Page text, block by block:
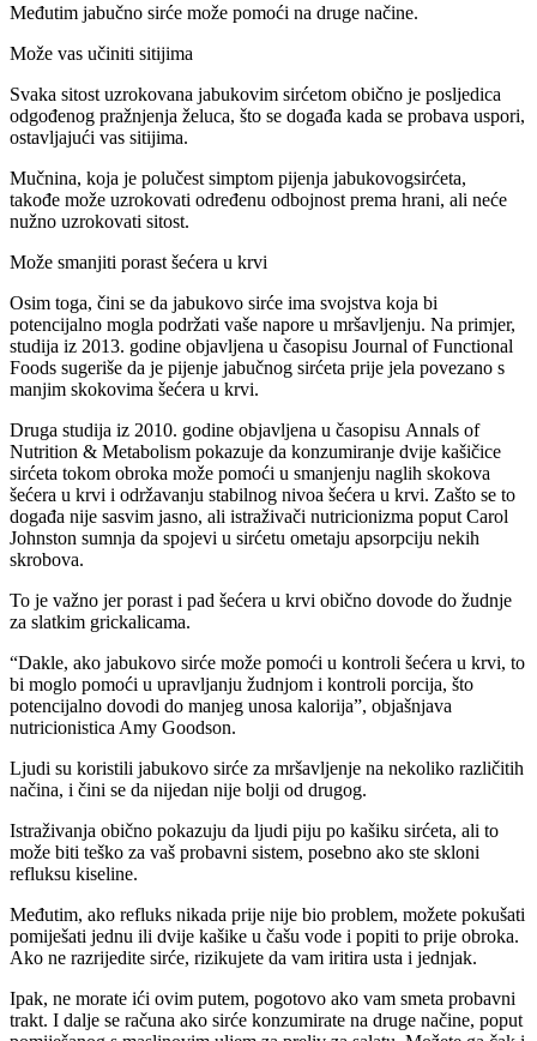
Međutim jabučno sirće može pomoći na druge načine.
Može vas učiniti sitijima
Svaka sitost uzrokovana jabukovim sirćetom obično je posljedica
odgođenog pražnjenja želuca, što se događa kada se probava uspori,
ostavljajući vas sitijima.
Mučnina, koja je polučest simptom pijenja jabukovogsirćeta,
takođe može uzrokovati određenu odbojnost prema hrani, ali neće
nužno uzrokovati sitost.
Može smanjiti porast šećera u krvi
Osim toga, čini se da jabukovo sirće ima svojstva koja bi
potencijalno mogla podržati vaše napore u mršavljenju. Na primjer,
studija iz 2013. godine objavljena u časopisu Journal of Functional
Foods sugeriše da je pijenje jabučnog sirćeta prije jela povezano s
manjim skokovima šećera u krvi.
Druga studija iz 2010. godine objavljena u časopisu Annals of
Nutrition & Metabolism pokazuje da konzumiranje dvije kašičice
sirćeta tokom obroka može pomoći u smanjenju naglih skokova
šećera u krvi i održavanju stabilnog nivoa šećera u krvi. Zašto se to
događa nije sasvim jasno, ali istraživači nutricionizma poput Carol
Johnston sumnja da spojevi u sirćetu ometaju apsorpciju nekih
skrobova.
To je važno jer porast i pad šećera u krvi obično dovode do žudnje
za slatkim grickalicama.
“Dakle, ako jabukovo sirće može pomoći u kontroli šećera u krvi, to
bi moglo pomoći u upravljanju žudnjom i kontroli porcija, što
potencijalno dovodi do manjeg unosa kalorija”, objašnjava
nutricionistica Amy Goodson.
Ljudi su koristili jabukovo sirće za mršavljenje na nekoliko različitih
načina, i čini se da nijedan nije bolji od drugog.
Istraživanja obično pokazuju da ljudi piju po kašiku sirćeta, ali to
može biti teško za vaš probavni sistem, posebno ako ste skloni
refluksu kiseline.
Međutim, ako refluks nikada prije nije bio problem, možete pokušati
pomiješati jednu ili dvije kašike u čašu vode i popiti to prije obroka.
Ako ne razrijedite sirće, rizikujete da vam iritira usta i jednjak.
Ipak, ne morate ići ovim putem, pogotovo ako vam smeta probavni
trakt. I dalje se računa ako sirće konzumirate na druge načine, poput